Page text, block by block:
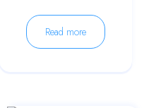
Read more